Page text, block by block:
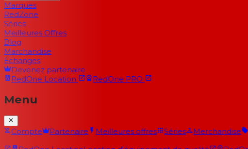
Marques
RedZone
Séries
Meilleures Offres
Blog
Marchandise
Échanges
Devenez partenaire
RedOne Location RedOne PRO
Menu
Compte Partenaire Meilleures offres Séries Merchandise